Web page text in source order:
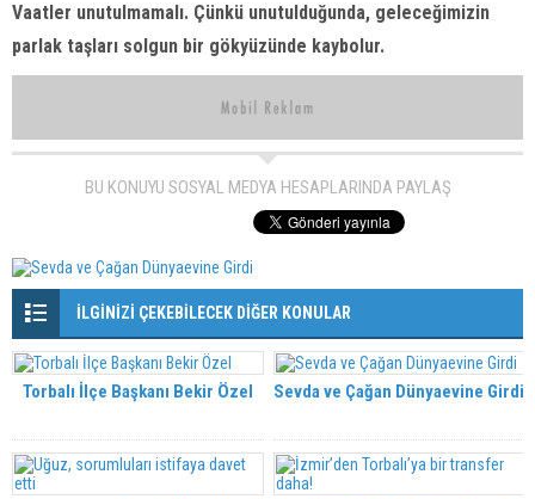
Vaatler unutulmamalı. Çünkü unutulduğunda, geleceğimizin
parlak taşları solgun bir gökyüzünde kaybolur.
BU KONUYU SOSYAL MEDYA HESAPLARINDA PAYLAŞ
İLGİNİZİ ÇEKEBİLECEK DİĞER KONULAR
Torbalı İlçe Başkanı Bekir Özel Sevda ve Çağan Dünyaevine Girdi